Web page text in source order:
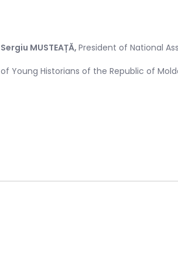
Sergiu MUSTEAȚĂ, President of National
of Young Historians of the Republic of